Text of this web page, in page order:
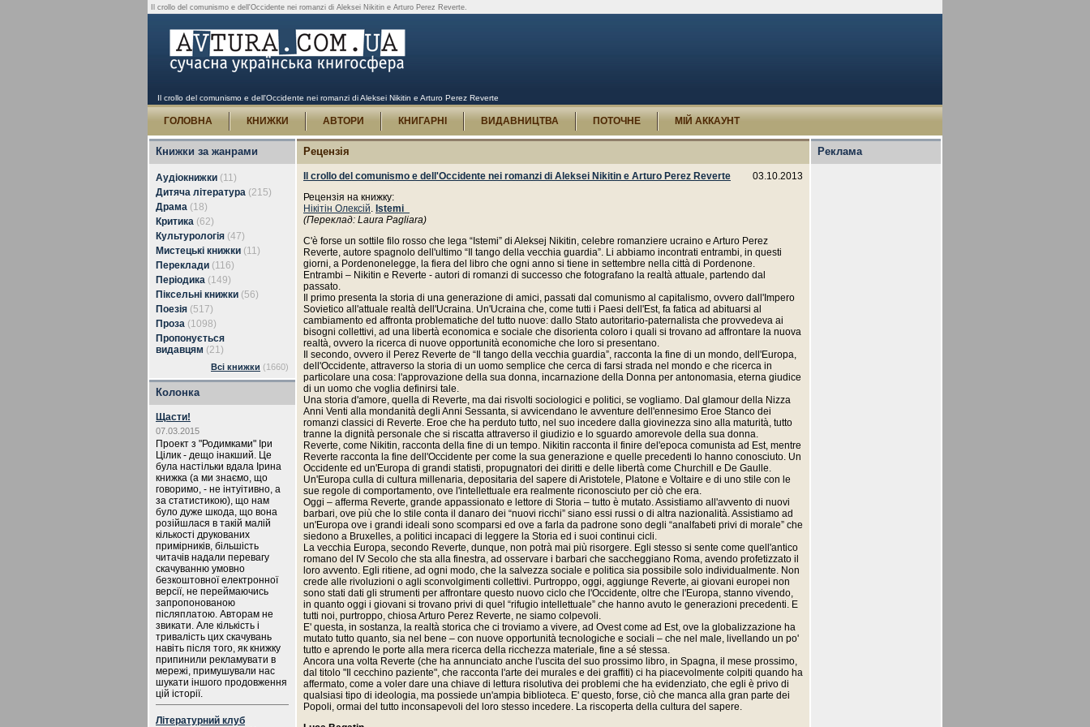
Il crollo del comunismo e dell'Occidente nei romanzi di Aleksei Nikitin e Arturo Perez Reverte.
Il crollo del comunismo e dell'Occidente nei romanzi di Aleksei Nikitin e Arturo Perez Reverte
ГОЛОВНА КНИЖКИ АВТОРИ КНИГАРНІ ВИДАВНИЦТВА ПОТОЧНЕ МІЙ АККАУНТ
Книжки за жанрами
Аудіокнижки (11)
Дитяча література (215)
Драма (18)
Критика (62)
Культурологія (47)
Мистецькі книжки (11)
Переклади (116)
Періодика (149)
Піксельні книжки (56)
Поезія (517)
Проза (1098)
Пропонується
видавцям (21)
Всі книжки (1660)
Колонка
Щасти!
07.03.2015
Проект з "Родимками" Іри
Цілик - дещо інакший. Це
була настільки вдала Ірина
книжка (а ми знаємо, що
говоримо, - не інтуітивно, а
за статистикою), що нам
було дуже шкода, що вона
розійшлася в такій малій
кількості друкованих
примірників, більшість
читачів надали перевагу
скачуванню умовно
безкоштовної електронної
версії, не переймаючись
запропонованою
післяплатою. Авторам не
звикати. Але кількість і
тривалість цих скачувань
навіть після того, як книжку
припинили рекламувати в
мережі, примушували нас
шукати іншого продовження
цій історії.
Літературний клуб
Рецензія
03.10.2013
Il crollo del comunismo e dell'Occidente nei romanzi di Aleksei Nikitin e Arturo Perez Reverte
Рецензія на книжку:
Нікітін Олексій. Istemi_
(Переклад: Laura Pagliara)
C'è forse un sottile filo rosso che lega “Istemi” di Aleksej Nikitin, celebre romanziere ucraino e Arturo Perez
Reverte, autore spagnolo dell'ultimo “Il tango della vecchia guardia”. Li abbiamo incontrati entrambi, in questi
giorni, a Pordenonelegge, la fiera del libro che ogni anno si tiene in settembre nella città di Pordenone.
Entrambi – Nikitin e Reverte - autori di romanzi di successo che fotografano la realtà attuale, partendo dal
passato.
Il primo presenta la storia di una generazione di amici, passati dal comunismo al capitalismo, ovvero dall'Impero
Sovietico all'attuale realtà dell'Ucraina. Un'Ucraina che, come tutti i Paesi dell'Est, fa fatica ad abituarsi al
cambiamento ed affronta problematiche del tutto nuove: dallo Stato autoritario-paternalista che provvedeva ai
bisogni collettivi, ad una libertà economica e sociale che disorienta coloro i quali si trovano ad affrontare la nuova
realtà, ovvero la ricerca di nuove opportunità economiche che loro si presentano.
Il secondo, ovvero il Perez Reverte de “Il tango della vecchia guardia”, racconta la fine di un mondo, dell'Europa,
dell'Occidente, attraverso la storia di un uomo semplice che cerca di farsi strada nel mondo e che ricerca in
particolare una cosa: l'approvazione della sua donna, incarnazione della Donna per antonomasia, eterna giudice
di un uomo che voglia definirsi tale.
Una storia d'amore, quella di Reverte, ma dai risvolti sociologici e politici, se vogliamo. Dal glamour della Nizza
Anni Venti alla mondanità degli Anni Sessanta, si avvicendano le avventure dell'ennesimo Eroe Stanco dei
romanzi classici di Reverte. Eroe che ha perduto tutto, nel suo incedere dalla giovinezza sino alla maturità, tutto
tranne la dignità personale che si riscatta attraverso il giudizio e lo sguardo amorevole della sua donna.
Reverte, come Nikitin, racconta della fine di un tempo. Nikitin racconta il finire del'epoca comunista ad Est, mentre
Reverte racconta la fine dell'Occidente per come la sua generazione e quelle precedenti lo hanno conosciuto. Un
Occidente ed un'Europa di grandi statisti, propugnatori dei diritti e delle libertà come Churchill e De Gaulle.
Un'Europa culla di cultura millenaria, depositaria del sapere di Aristotele, Platone e Voltaire e di uno stile con le
sue regole di comportamento, ove l'intellettuale era realmente riconosciuto per ciò che era.
Oggi – afferma Reverte, grande appassionato e lettore di Storia – tutto è mutato. Assistiamo all'avvento di nuovi
barbari, ove più che lo stile conta il danaro dei “nuovi ricchi” siano essi russi o di altra nazionalità. Assistiamo ad
un'Europa ove i grandi ideali sono scomparsi ed ove a farla da padrone sono degli “analfabeti privi di morale” che
siedono a Bruxelles, a politici incapaci di leggere la Storia ed i suoi continui cicli.
La vecchia Europa, secondo Reverte, dunque, non potrà mai più risorgere. Egli stesso si sente come quell'antico
romano del IV Secolo che sta alla finestra, ad osservare i barbari che saccheggiano Roma, avendo profetizzato il
loro avvento. Egli ritiene, ad ogni modo, che la salvezza sociale e politica sia possibile solo individualmente. Non
crede alle rivoluzioni o agli sconvolgimenti collettivi. Purtroppo, oggi, aggiunge Reverte, ai giovani europei non
sono stati dati gli strumenti per affrontare questo nuovo ciclo che l'Occidente, oltre che l'Europa, stanno vivendo,
in quanto oggi i giovani si trovano privi di quel “rifugio intellettuale” che hanno avuto le generazioni precedenti. E
tutti noi, purtroppo, chiosa Arturo Perez Reverte, ne siamo colpevoli.
E' questa, in sostanza, la realtà storica che ci troviamo a vivere, ad Ovest come ad Est, ove la globalizzazione ha
mutato tutto quanto, sia nel bene – con nuove opportunità tecnologiche e sociali – che nel male, livellando un po'
tutto e aprendo le porte alla mera ricerca della ricchezza materiale, fine a sé stessa.
Ancora una volta Reverte (che ha annunciato anche l'uscita del suo prossimo libro, in Spagna, il mese prossimo,
dal titolo "Il cecchino paziente", che racconta l'arte dei murales e dei graffiti) ci ha piacevolmente colpiti quando ha
affermato, come a voler dare una chiave di lettura risolutiva dei problemi che ha evidenziato, che egli è privo di
qualsiasi tipo di ideologia, ma possiede un'ampia biblioteca. E' questo, forse, ciò che manca alla gran parte dei
Popoli, ormai del tutto inconsapevoli del loro stesso incedere. La riscoperta della cultura del sapere.
Реклама